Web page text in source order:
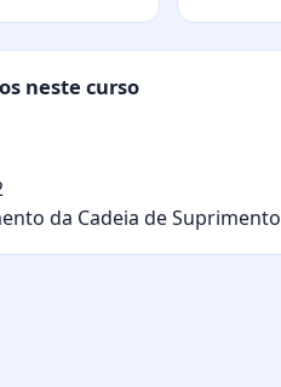
neste curso
da Cadeia de Suprimento